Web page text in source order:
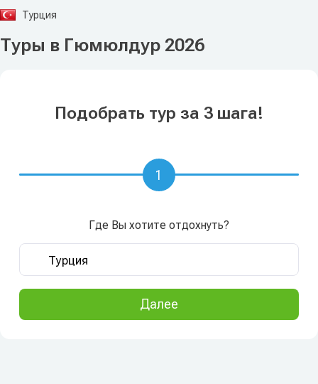
Турция
Туры в Гюмюлдур 2026
Подобрать тур за 3 шага!
Где Вы хотите отдохнуть?
Далее
1